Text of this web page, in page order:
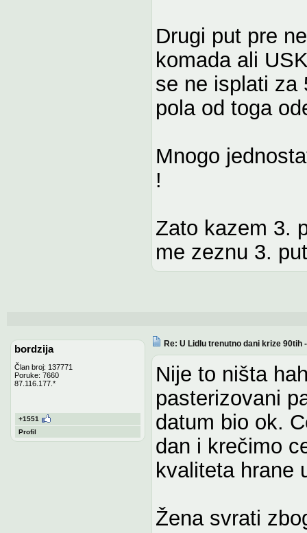
Drugi put pre
komada ali
se ne isplati za
pola od toga
Mnogo
!
Zato kazem 3.
me zeznu 3.
bordzija
Član broj: 137771
Poruke: 7660
87.116.177.*
+1551
Profil
Re: U Lidlu trenutno dani krize 90tih
Nije to ništa
pasterizovani
datum bio ok.
dan i krečimo
kvaliteta hrane
Žena svrati